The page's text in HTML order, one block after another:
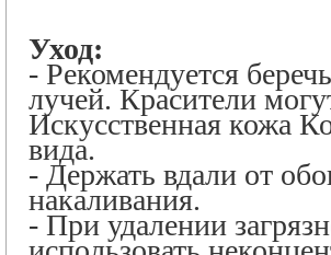
Уход:
- Рекомендуется
лучей. Красители
Искусственная кожа
вида.
- Держать вдали от
накаливания.
- При удалении